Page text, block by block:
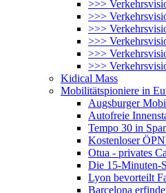
>>>
>>>
>>>
>>>
>>>
>>>
Kidical Mass
Mobilitätspioniere in
Augsburger
Autofreie
Tempo 30 in
Kostenloser
Otua - privates
Die 15-Minuten-
Lyon bevorteilt
Barcelona